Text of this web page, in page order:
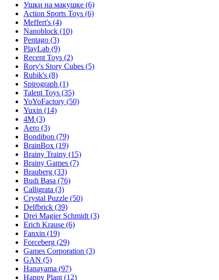
Ушки на макушке (6)
Action Sports Toys (6)
Meffert's (4)
Nanoblock (10)
Pentago (3)
PlayLab (9)
Recent Toys (2)
Rory's Story Cubes (5)
Rubik's (8)
Spirograph (1)
Talent Toys (35)
YoYoFactory (50)
Yuxin (14)
4M (3)
Aero (3)
Bondibon (79)
BrainBox (19)
Brainy Trainy (15)
Brainy Games (7)
Brauberg (33)
Budi Basa (76)
Calligrata (3)
Crystal Puzzle (50)
Delfbrick (39)
Drei Magier Schmidt (3)
Erich Krause (6)
Fanxin (19)
Forceberg (29)
Games Corporation (3)
GAN (5)
Hanayama (97)
Happy Plant (12)